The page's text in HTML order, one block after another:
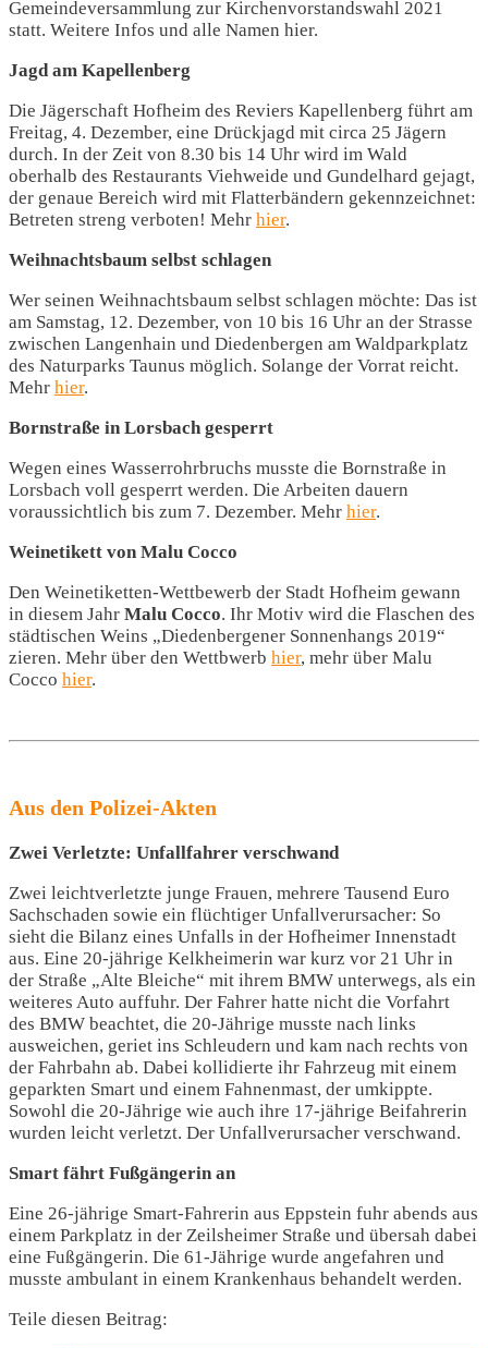
Gemeindeversammlung zur Kirchenvorstandswahl 2021
statt. Weitere Infos und alle Namen hier.
Jagd am Kapellenberg
Die Jägerschaft Hofheim des Reviers Kapellenberg führt am
Freitag, 4. Dezember, eine Drückjagd mit circa 25 Jägern
durch. In der Zeit von 8.30 bis 14 Uhr wird im Wald
oberhalb des Restaurants Viehweide und Gundelhard gejagt,
der genaue Bereich wird mit Flatterbändern gekennzeichnet:
Betreten streng verboten! Mehr hier.
Weihnachtsbaum selbst schlagen
Wer seinen Weihnachtsbaum selbst schlagen möchte: Das ist
am Samstag, 12. Dezember, von 10 bis 16 Uhr an der Strasse
zwischen Langenhain und Diedenbergen am Waldparkplatz
des Naturparks Taunus möglich. Solange der Vorrat reicht.
Mehr hier.
Bornstraße in Lorsbach gesperrt
Wegen eines Wasserrohrbruchs musste die Bornstraße in
Lorsbach voll gesperrt werden. Die Arbeiten dauern
voraussichtlich bis zum 7. Dezember. Mehr hier.
Weinetikett von Malu Cocco
Den Weinetiketten-Wettbewerb der Stadt Hofheim gewann
in diesem Jahr Malu Cocco. Ihr Motiv wird die Flaschen des
städtischen Weins „Diedenbergener Sonnenhangs 2019“
zieren. Mehr über den Wettbwerb hier, mehr über Malu
Cocco hier.
Aus den Polizei-Akten
Zwei Verletzte: Unfallfahrer verschwand
Zwei leichtverletzte junge Frauen, mehrere Tausend Euro
Sachschaden sowie ein flüchtiger Unfallverursacher: So
sieht die Bilanz eines Unfalls in der Hofheimer Innenstadt
aus. Eine 20-jährige Kelkheimerin war kurz vor 21 Uhr in
der Straße „Alte Bleiche“ mit ihrem BMW unterwegs, als ein
weiteres Auto auffuhr. Der Fahrer hatte nicht die Vorfahrt
des BMW beachtet, die 20-Jährige musste nach links
ausweichen, geriet ins Schleudern und kam nach rechts von
der Fahrbahn ab. Dabei kollidierte ihr Fahrzeug mit einem
geparkten Smart und einem Fahnenmast, der umkippte.
Sowohl die 20-Jährige wie auch ihre 17-jährige Beifahrerin
wurden leicht verletzt. Der Unfallverursacher verschwand.
Smart fährt Fußgängerin an
Eine 26-jährige Smart-Fahrerin aus Eppstein fuhr abends aus
einem Parkplatz in der Zeilsheimer Straße und übersah dabei
eine Fußgängerin. Die 61-Jährige wurde angefahren und
musste ambulant in einem Krankenhaus behandelt werden.
Teile diesen Beitrag: